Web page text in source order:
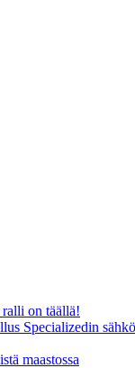
on täällä!
Specializedin
maastossa